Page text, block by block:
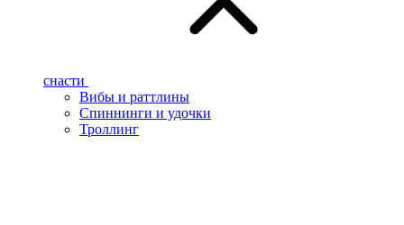
снасти
Вибы и раттлины
Спиннинги и удочки
Троллинг